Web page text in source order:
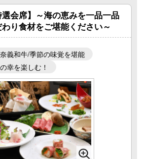
選会席】～海の恵みを一品一品
り食材をご堪能ください～
義和牛/季節の味覚を堪能
幸を楽しむ！